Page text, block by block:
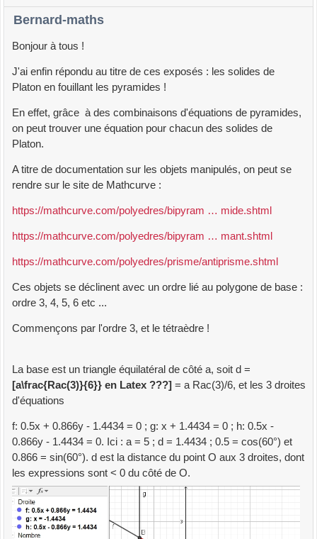
Bernard-maths
Bonjour à tous !
J'ai enfin répondu au titre de ces exposés : les solides de
Platon en fouillant les pyramides !
En effet, grâce à des combinaisons d'équations de pyramides,
on peut trouver une équation pour chacun des solides de
Platon.
A titre de documentation sur les objets manipulés, on peut se
rendre sur le site de Mathcurve :
https://mathcurve.com/polyedres/bipyram … mide.shtml
https://mathcurve.com/polyedres/bipyram … mant.shtml
https://mathcurve.com/polyedres/prisme/antiprisme.shtml
Ces objets se déclinent avec un ordre lié au polygone de base :
ordre 3, 4, 5, 6 etc ...
Commençons par l'ordre 3, et le tétraèdre !
La base est un triangle équilatéral de côté a, soit d =
[a\frac{Rac(3)}{6}} en Latex ???] = a Rac(3)/6, et les 3 droites
d'équations
f: 0.5x + 0.866y - 1.4434 = 0 ; g: x + 1.4434 = 0 ; h: 0.5x -
0.866y - 1.4434 = 0. Ici : a = 5 ; d = 1.4434 ; 0.5 = cos(60°) et
0.866 = sin(60°). d est la distance du point O aux 3 droites, dont
les expressions sont < 0 du côté de O.